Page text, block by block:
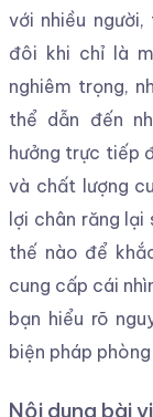
với nhiều
đôi khi chỉ là
nghiêm trọng,
thể dẫn đến
hưởng trực tiếp
và chất lượng
lợi chân răng
thế nào để
cung cấp cái
bạn hiểu rõ
biện pháp
Nội dung bài